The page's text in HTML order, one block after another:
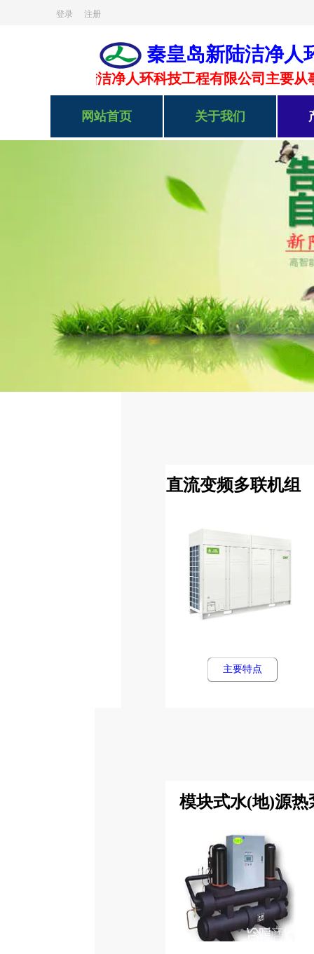
登录 注册
秦皇岛新陆洁净人环科技工程有限公司主要
中国制冷空调设备维修安装A类Ⅱ级企业
秦皇岛新陆洁净人
网站首页 关于我们
直流变频多联机组
主要特点
模块式水(地)源热